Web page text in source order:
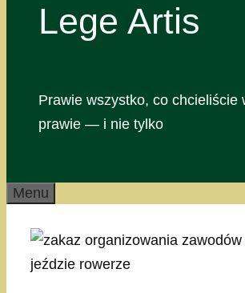
Lege Artis
Prawie wszystko, co chcieliście
prawie — i nie tylko
Menu